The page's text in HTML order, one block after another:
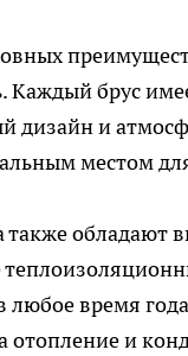
Каждый брус
дизайн и
местом
также обладают
любое время
отопление и